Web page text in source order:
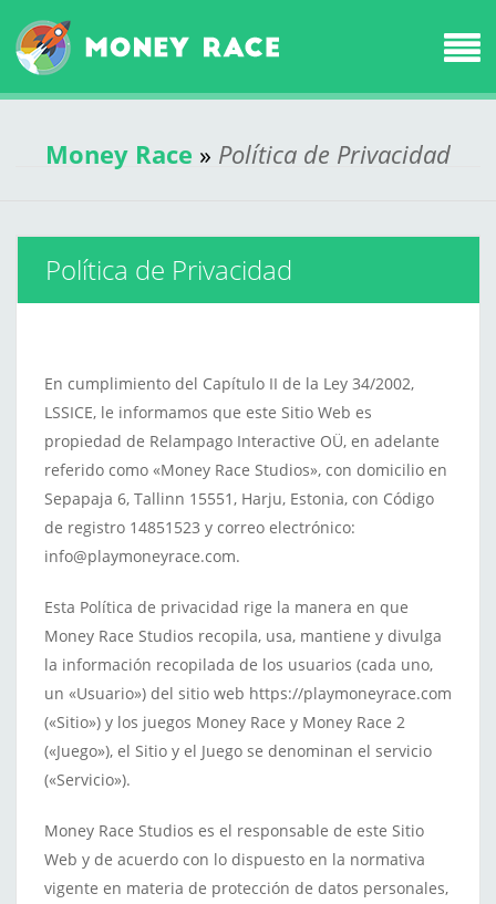
Money Race » Política de Privacidad
Política de Privacidad
En cumplimiento del Capítulo II de la Ley 34/2002,
LSSICE, le informamos que este Sitio Web es
propiedad de Relampago Interactive OÜ, en adelante
referido como «Money Race Studios», con domicilio en
Sepapaja 6, Tallinn 15551, Harju, Estonia, con Código
de registro 14851523 y correo electrónico:
info@playmoneyrace.com.
Esta Política de privacidad rige la manera en que
Money Race Studios recopila, usa, mantiene y divulga
la información recopilada de los usuarios (cada uno,
un «Usuario») del sitio web https://playmoneyrace.com
(«Sitio») y los juegos Money Race y Money Race 2
(«Juego»), el Sitio y el Juego se denominan el servicio
(«Servicio»).
Money Race Studios es el responsable de este Sitio
Web y de acuerdo con lo dispuesto en la normativa
vigente en materia de protección de datos personales,